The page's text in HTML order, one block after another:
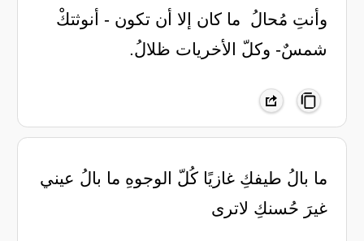
وأنتِ مُحالُ ‏ ما كان إلا أن تكون - أنوثتكْ ‏
شمسٌ- وكلّ الأخريات ظلالُ.
ما بالُ طيفكِ غازيًا كُلّ الوجوهِ ما بالُ عيني
غيرَ حُسنكِ لاترى